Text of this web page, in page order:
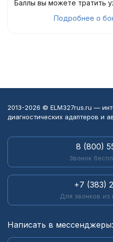
Баллы вы можете тратить
Подробнее о
2013-2026 © ELM327rus.ru —
диагностических адаптеров и
8 (800)
Звонок
+7 (383)
Для звонков из
Написать в мессенджеры: